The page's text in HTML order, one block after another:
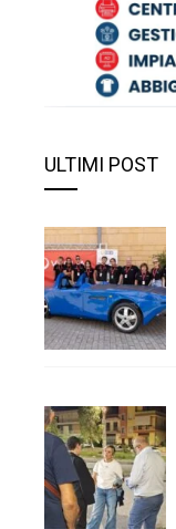
ULTIMI POST